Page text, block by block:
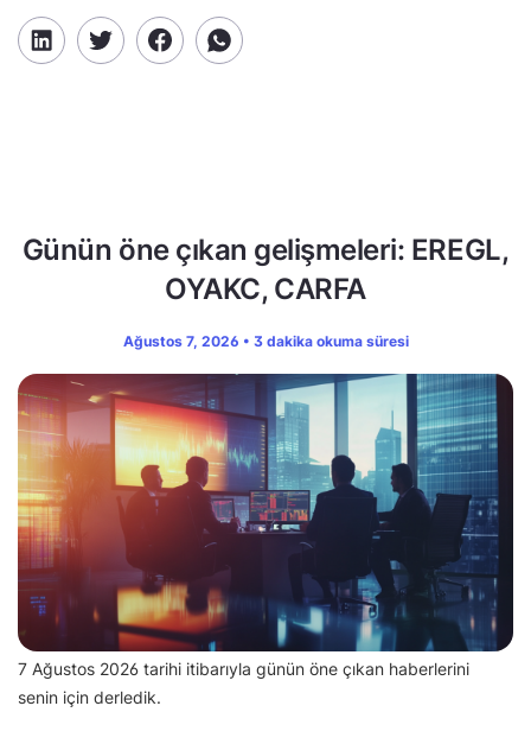
Günün öne çıkan gelişmeleri: EREGL,
OYAKC, CARFA
Ağustos 7, 2026 • 3 dakika okuma süresi
7 Ağustos 2026 tarihi itibarıyla günün öne çıkan haberlerini
senin için derledik.